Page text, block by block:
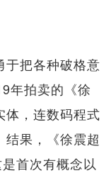
于把各种破格意
年拍卖的《徐
体，连数码程式
果，《徐震超
首次有概念以